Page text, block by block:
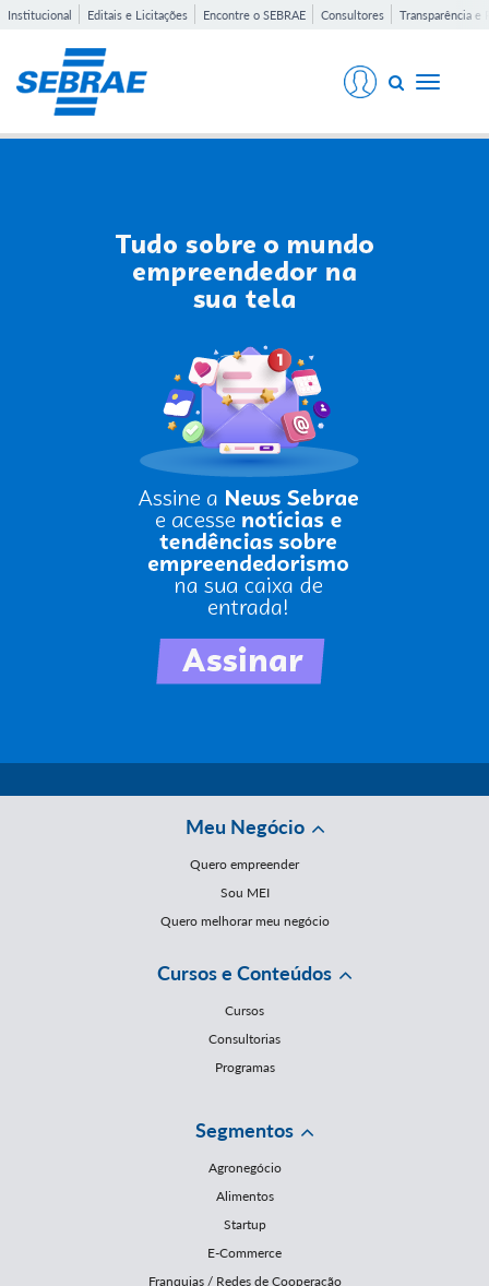
Institucional Editais e Licitações Encontre o SEBRAE Consultores Transparência e
Toggle
Meu Negócio
Quero empreender
Sou MEI
Quero melhorar meu negócio
Cursos e Conteúdos
Cursos
Consultorias
Programas
Segmentos
Agronegócio
Alimentos
Startup
E-Commerce
Franquias / Redes de Cooperação